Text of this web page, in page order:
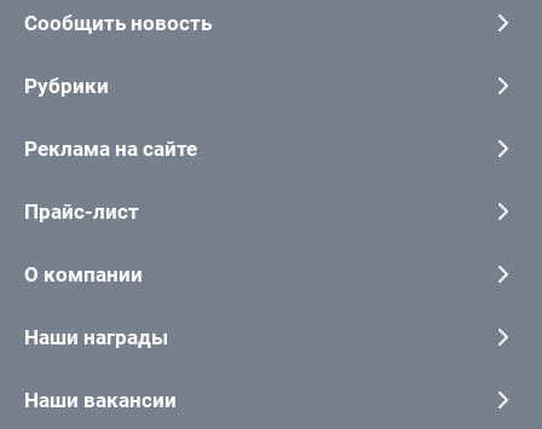
Сообщить новость
Рубрики
Реклама на сайте
Прайс-лист
О компании
Наши награды
Наши вакансии